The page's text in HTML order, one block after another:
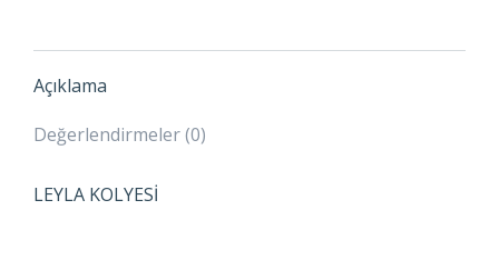
Açıklama
Değerlendirmeler (0)
LEYLA KOLYESİ